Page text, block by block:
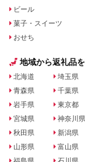
ビール
菓子・スイーツ
おせち
地域から返礼品
北海道
青森県
岩手県
宮城県
秋田県
山形県
埼玉県
千葉県
東京都
神奈川県
新潟県
富山県